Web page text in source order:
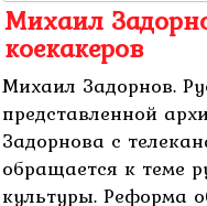
Михаил
коекакеров
Михаил Задорнов.
представленной
Задорнова с
обращается к теме
культуры. Реформа